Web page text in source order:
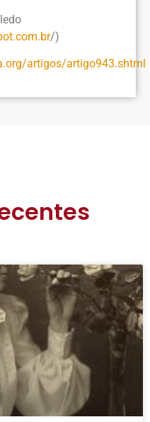
/)
artigos/artigo943.shtml